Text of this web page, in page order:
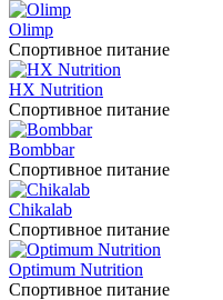
Olimp
Спортивное питание
HX Nutrition
Спортивное питание
Bombbar
Спортивное питание
Chikalab
Спортивное питание
Optimum Nutrition
Спортивное питание